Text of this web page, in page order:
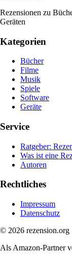
Rezensionen zu
Geräten
Kategorien
Bücher
Filme
Musik
Spiele
Software
Geräte
Service
Ratgeber:
Was ist eine
Autoren
Rechtliches
Impressum
Datenschutz
© 2026 rezension.org
Als Amazon-Partner